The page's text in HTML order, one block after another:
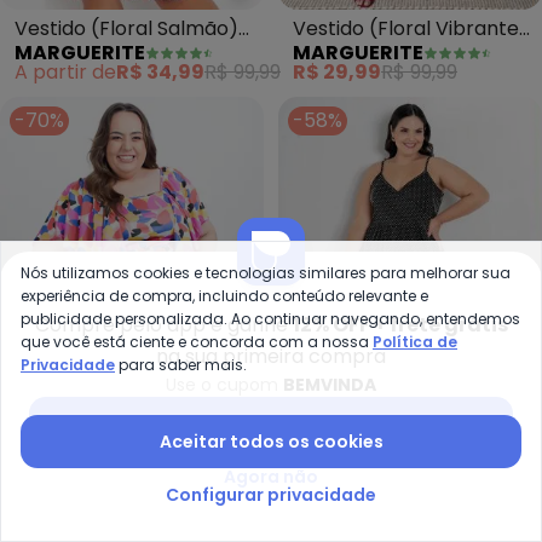
Vestido (Floral Salmão)
Transpassado Plus Size
MARGUERITE
A partir deR$ 34,99R$ 99,99
Vestido (Floral Vibrante
Laranja) Transpassado
MARGUERITE
R$ 29,99R$ 99,99
-70%
Marguerite - Vestido
Vestido (Geométrico
Colorido) em Jersey
-58%
Vestido com Babado Plus
Size (Poá Preto)
MARGUERITE
Compre pelo app e ganhe12% OFF + frete grátis
na sua primeira compra
Nós utilizamos cookies e tecnologias similares para melhorar sua
experiência de compra, incluindo conteúdo relevante e
publicidade personalizada. Ao continuar navegando, entendemos
que você está ciente e concorda com a nossa Política de
Privacidadepara saber mais.
Aceitar todos os cookies
Configurar privacidade